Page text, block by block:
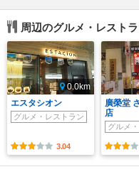
周辺のグルメ・レスト
0.0km
エスタシオン
グルメ・レストラン
3.04
廣榮堂
店
グルメ